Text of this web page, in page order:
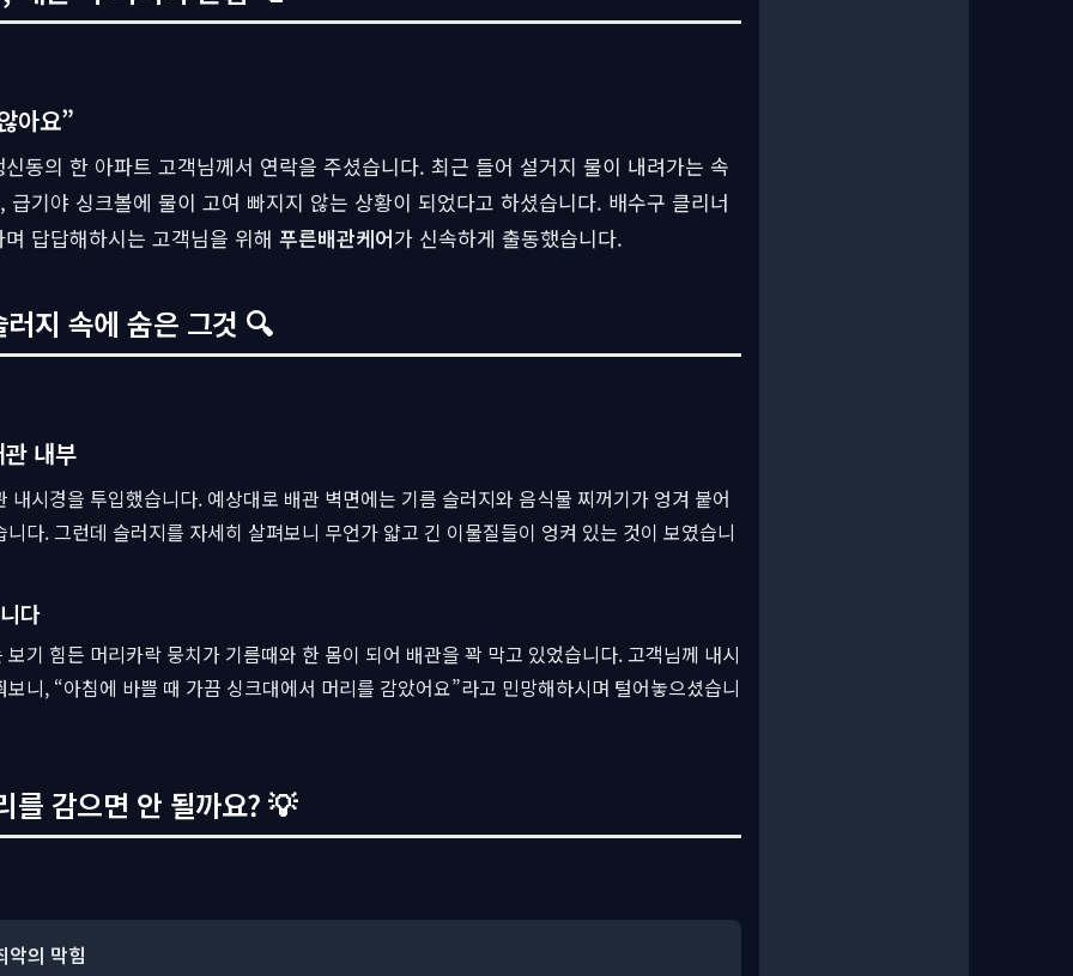
아요”
동의 한 아파트 고객님께서 연락을 주셨습니다. 최근 들어 설거지 물이 내려가는 속
급기야 싱크볼에 물이 고여 빠지지 않는 상황이 되었다고 하셨습니다. 배수구 클리너
답답해하시는 고객님을 위해 푸른배관케어가 신속하게 출동했습니다.
지 속에 숨은 그것 🔍
내부
내시경을 투입했습니다. 예상대로 배관 벽면에는 기름 슬러지와 음식물 찌꺼기가 엉겨 붙어
다. 그런데 슬러지를 자세히 살펴보니 무언가 얇고 긴 이물질들이 엉켜 있는 것이 보였습니
다
기 힘든 머리카락 뭉치가 기름때와 한 몸이 되어 배관을 꽉 막고 있었습니다. 고객님께 내시
니, “아침에 바쁠 때 가끔 싱크대에서 머리를 감았어요”라고 민망해하시며 털어놓으셨습니
를 감으면 안 될까요? 💡
의 막힘